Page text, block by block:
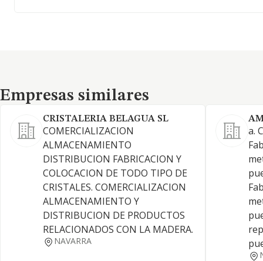
Empresas similares
Empresas similares
CRISTALERIA BELAGUA SL
COMERCIALIZACION
ALMACENAMIENTO
DISTRIBUCION FABRICACION Y
COLOCACION DE TODO TIPO DE
CRISTALES. COMERCIALIZACION
ALMACENAMIENTO Y
DISTRIBUCION DE PRODUCTOS
RELACIONADOS CON LA MADERA.
NAVARRA
a.